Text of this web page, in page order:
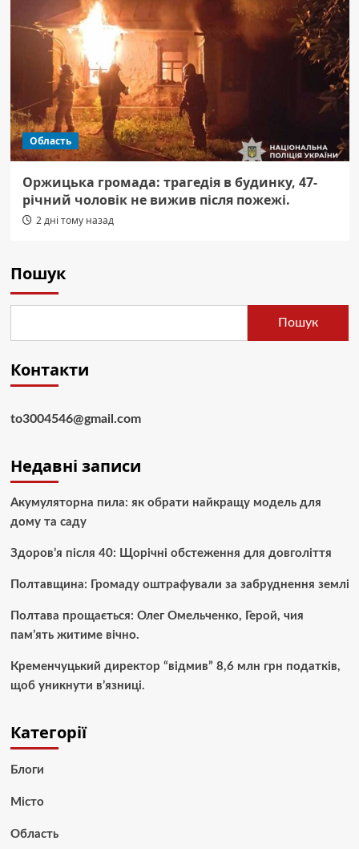
Область
Оржицька громада: трагедія в будинку, 47-
річний чоловік не вижив після пожежі.
2 дні тому назад
Пошук
Пошук
Контакти
to3004546@gmail.com
Недавні записи
Акумуляторна пила: як обрати найкращу модель для
дому та саду
Здоров’я після 40: Щорічні обстеження для довголіття
Полтавщина: Громаду оштрафували за забруднення землі
Полтава прощається: Олег Омельченко, Герой, чия
пам’ять житиме вічно.
Кременчуцький директор “відмив” 8,6 млн грн податків,
щоб уникнути в’язниці.
Категорії
Блоги
Місто
Область